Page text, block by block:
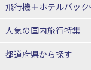
飛行機＋ホテルパック
赤い風船ダイナミックパ
人気の国内旅行特集
東京ディズニーリゾート
都道府県から探す